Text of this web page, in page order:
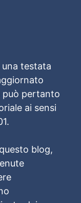
testata
può pertanto
ai sensi
blog,